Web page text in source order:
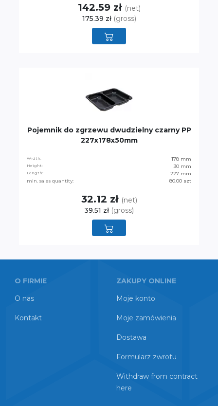
142.59 zł (net)
175.39 zł (gross)
Pojemnik do zgrzewu dwudzielny czarny PP
227x178x50mm
Width: 178 mm
Height: 30 mm
Length:
227 mm
min. sales quantity:
80.00 szt
32.12 zł (net)
39.51 zł (gross)
O FIRMIE
O nas
Kontakt
ZAKUPY ONLINE
Moje konto
Moje zamówienia
Dostawa
Formularz zwrotu
Withdraw from contract
here